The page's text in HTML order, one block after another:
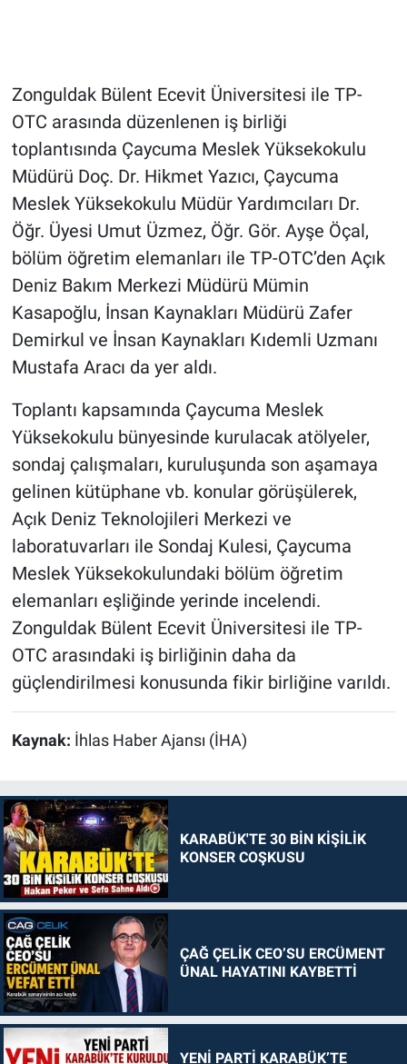
Zonguldak Bülent Ecevit Üniversitesi ile TP-
OTC arasında düzenlenen iş birliği
toplantısında Çaycuma Meslek Yüksekokulu
Müdürü Doç. Dr. Hikmet Yazıcı, Çaycuma
Meslek Yüksekokulu Müdür Yardımcıları Dr.
Öğr. Üyesi Umut Üzmez, Öğr. Gör. Ayşe Öçal,
bölüm öğretim elemanları ile TP-OTC’den Açık
Deniz Bakım Merkezi Müdürü Mümin
Kasapoğlu, İnsan Kaynakları Müdürü Zafer
Demirkul ve İnsan Kaynakları Kıdemli Uzmanı
Mustafa Aracı da yer aldı.
Toplantı kapsamında Çaycuma Meslek
Yüksekokulu bünyesinde kurulacak atölyeler,
sondaj çalışmaları, kuruluşunda son aşamaya
gelinen kütüphane vb. konular görüşülerek,
Açık Deniz Teknolojileri Merkezi ve
laboratuvarları ile Sondaj Kulesi, Çaycuma
Meslek Yüksekokulundaki bölüm öğretim
elemanları eşliğinde yerinde incelendi.
Zonguldak Bülent Ecevit Üniversitesi ile TP-
OTC arasındaki iş birliğinin daha da
güçlendirilmesi konusunda fikir birliğine varıldı.
Kaynak: İhlas Haber Ajansı (İHA)
KARABÜK'TE 30 BİN KİŞİLİK
KONSER COŞKUSU
ÇAĞ ÇELİK CEO’SU ERCÜMENT
ÜNAL HAYATINI KAYBETTİ
YENİ PARTİ KARABÜK’TE